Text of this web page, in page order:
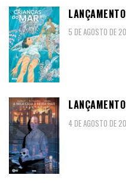
5 DE AGOSTO DE
4 DE AGOSTO DE